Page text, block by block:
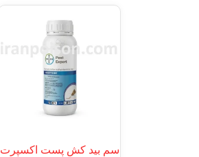
سم بید کش پست اکسپرت